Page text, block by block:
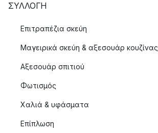
ΣΥΛΛΟΓΉ
Επιτραπέζια σκεύη
Μαγειρικά σκεύη & αξεσουάρ κουζίνας
Αξεσουάρ σπιτιού
Φωτισμός
Χαλιά & υφάσματα
Επίπλωση